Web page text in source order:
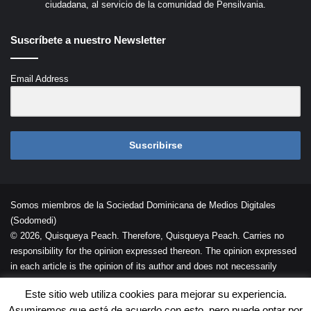
ciudadana, al servicio de la comunidad de Pensilvania.
Suscríbete a nuestro Newsletter
Email Address
Suscribirse
Somos miembros de la Sociedad Dominicana de Medios Digitales
(Sodomedi)
© 2026, Quisqueya Peach. Therefore, Quisqueya Peach. Carries no
responsibility for the opinion expressed thereon. The opinion expressed
in each article is the opinion of its author and does not necessarily
Desarrollada porPalaeli Studio
Este sitio web utiliza cookies para mejorar su experiencia.